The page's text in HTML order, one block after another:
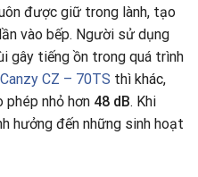
được giữ trong lành, tạo
vào bếp. Người sử dụng
gây tiếng ồn trong quá trình
Canzy CZ – 70TS thì khác,
nhỏ hơn 48 dB. Khi
hưởng đến những sinh hoạt